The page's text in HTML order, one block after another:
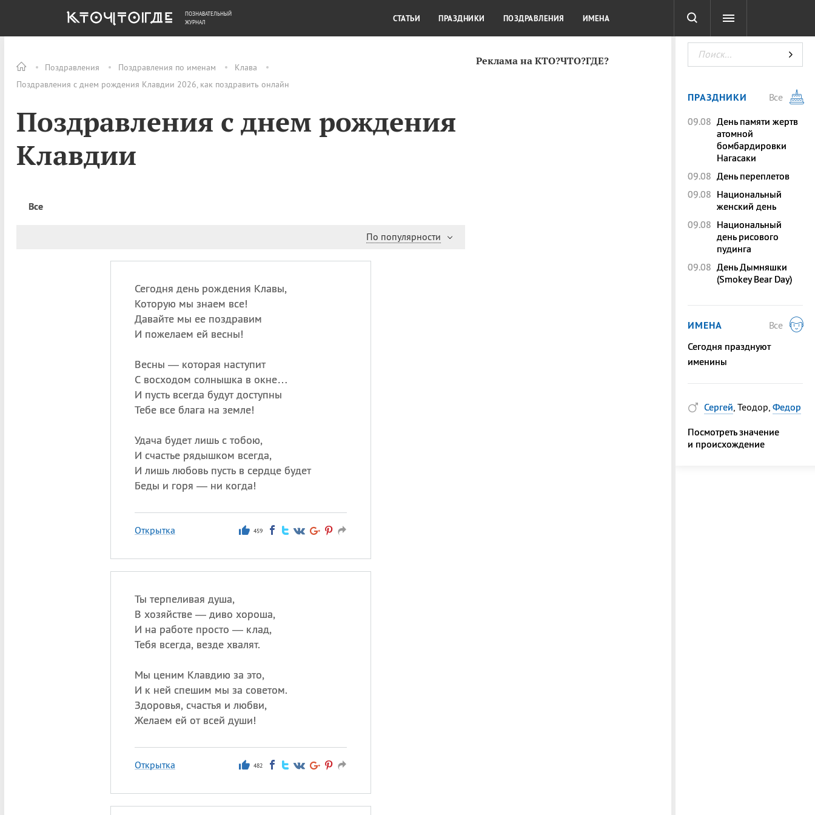
Поздравления Поздравления по именам
Клава
Поздравления с днем рождения Клавдии 2026, как поздравить онлайн
Поздравления с днем рождения
Клавдии
Все
По популярности
Сегодня день рождения Клавы,
Которую мы знаем все!
Давайте мы ее поздравим
И пожелаем ей весны!
Весны — которая наступит
С восходом солнышка в окне…
И пусть всегда будут доступны
Тебе все блага на земле!
Удача будет лишь с тобою,
И счастье рядышком всегда,
И лишь любовь пусть в сердце будет
Беды и горя — ни когда!
Открытка 459
Ты терпеливая душа,
В хозяйстве — диво хороша,
И на работе просто — клад,
Тебя всегда, везде хвалят.
Мы ценим Клавдию за это,
И к ней спешим мы за советом.
Здоровья, счастья и любви,
Желаем ей от всей души!
Открытка 482
Реклама на КТО?ЧТО?ГДЕ?
ОБЩЕСТВО ДЕНЬГИ КУЛЬТУРА КРАСОТА ТЕСТЫ
ПОЗНАВАТЕЛЬНЫЙ
ЖУРНАЛ
СТАТЬИ ПРАЗДНИКИ ПОЗДРАВЛЕНИЯ ИМЕНА
ПРАЗДНИКИ
Все
09.08 День памяти жертв
атомной
бомбардировки
Нагасаки
09.08 День переплетов
09.08 Национальный
женский день
09.08 Национальный
день рисового
пудинга
09.08 День Дымняшки
(Smokey Bear Day)
ИМЕНА
Все
Сегодня празднуют
именины
Сергей, Теодор, Федор
Посмотреть значение
и происхождение